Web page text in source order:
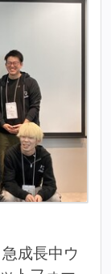
成長中ウ